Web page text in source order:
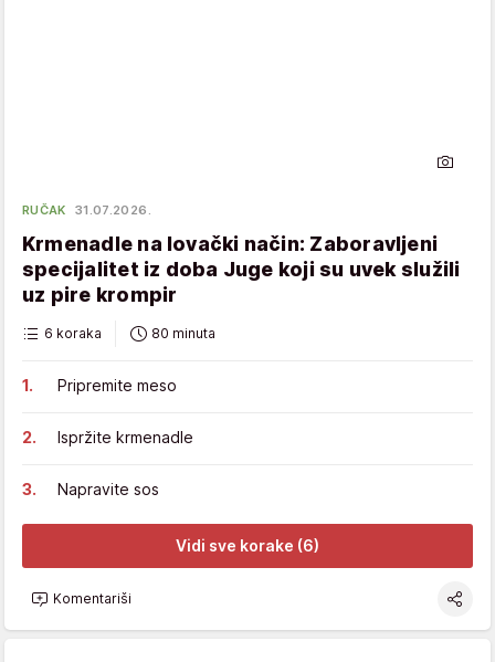
RUČAK 31.07.2026.
Krmenadle na lovački način: Zaboravljeni
specijalitet iz doba Juge koji su uvek služili
uz pire krompir
6 koraka 80 minuta
Pripremite meso
Ispržite krmenadle
Napravite sos
Vidi sve korake (6)
Komentariši